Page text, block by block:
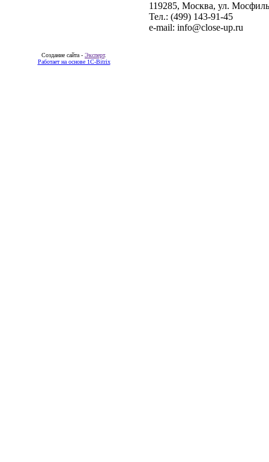
119285, Москва, ул.
Тел.: (499) 143-91-45
e-mail: info@close-up.ru
Создание сайта - Эксперт.
Работает на основе 1C-Bitrix